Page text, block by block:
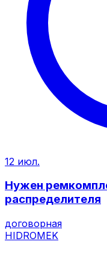
12 июл.
Нужен
распределителя
договорная
HIDROMEK